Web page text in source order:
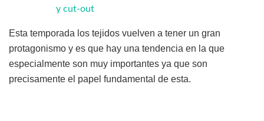
y cut-out
Esta temporada los tejidos vuelven a tener un gran
protagonismo y es que hay una tendencia en la que
especialmente son muy importantes ya que son
precisamente el papel fundamental de esta.